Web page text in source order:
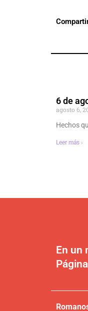
6 de
agosto 6,
Hechos
Leer más ›
En un